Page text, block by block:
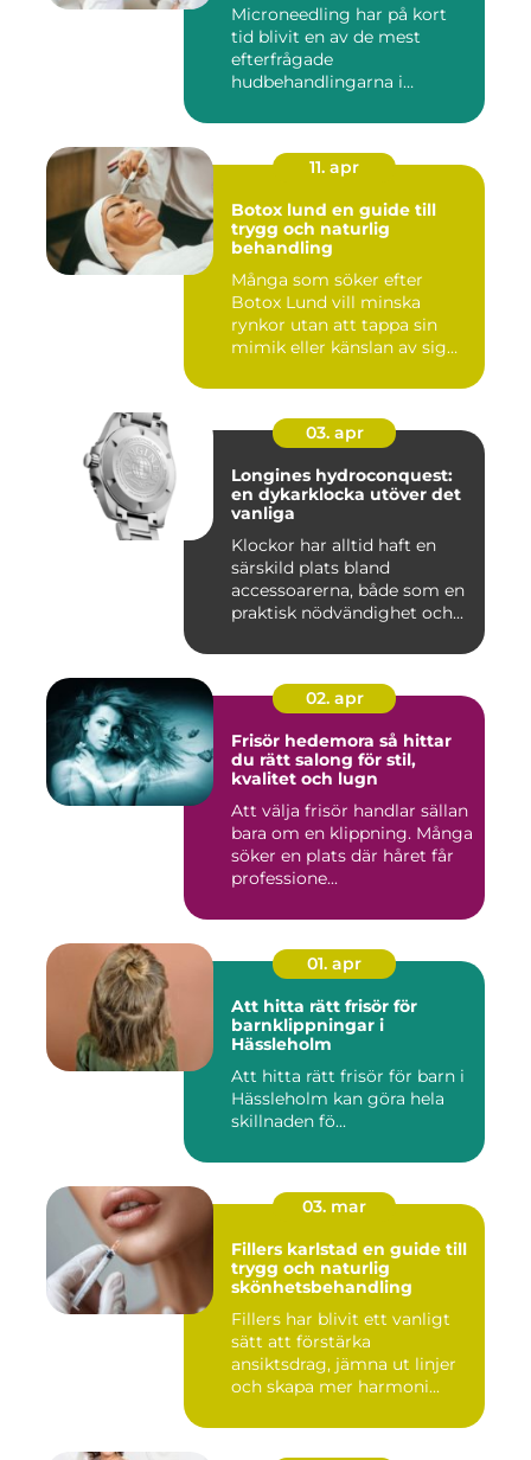
Microneedling har på kort
tid blivit en av de mest
efterfrågade
hudbehandlingarna i
11. apr
Botox lund en guide till
trygg och naturlig
behandling
Många som söker efter
Botox Lund vill minska
rynkor utan att tappa sin
mimik eller känslan av sig
03. apr
Longines hydroconquest:
en dykarklocka utöver det
vanliga
Klockor har alltid haft en
särskild plats bland
accessoarerna, både som en
praktisk nödvändighet och...
02. apr
Frisör hedemora så hittar
du rätt salong för stil,
kvalitet och lugn
Att välja frisör handlar sällan
bara om en klippning. Många
söker en plats där håret får
professione...
01. apr
Att hitta rätt frisör för
barnklippningar i
Hässleholm
Att hitta rätt frisör för barn i
Hässleholm kan göra hela
skillnaden fö...
03. mar
Fillers karlstad en guide till
trygg och naturlig
skönhetsbehandling
Fillers har blivit ett vanligt
sätt att förstärka
ansiktsdrag, jämna ut linjer
och skapa mer harmoni...